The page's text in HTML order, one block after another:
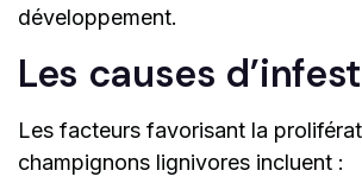
développement.
Les causes
Les facteurs favorisant la
champignons lignivores incluent :